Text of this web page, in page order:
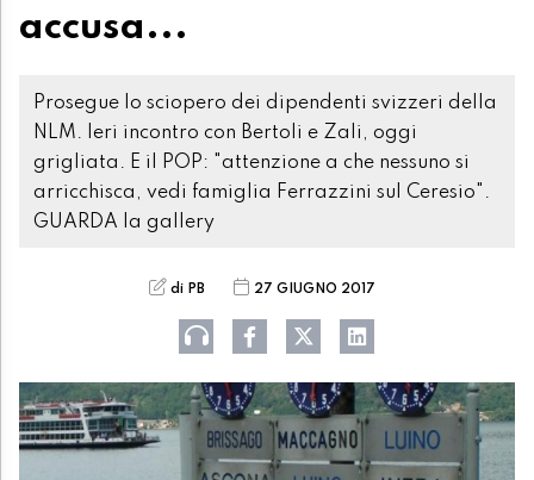
accusa...
Prosegue lo sciopero dei dipendenti svizzeri della
NLM. Ieri incontro con Bertoli e Zali, oggi
grigliata. E il POP: "attenzione a che nessuno si
arricchisca, vedi famiglia Ferrazzini sul Ceresio".
GUARDA la gallery
di PB 27 GIUGNO 2017